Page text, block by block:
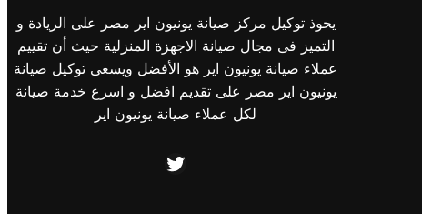
يحوذ توكيل مركز صيانة يونيون اير مصر على الريادة و
التميز فى مجال صيانة الاجهزة المنزلية حيث أن تقييم
عملاء صيانة يونيون اير هو الأفضل ويسعى توكيل صيانة
يونيون اير مصر على تقديم افضل و اسرع خدمة صيانة
لكل عملاء صيانة يونيون اير
Twitter